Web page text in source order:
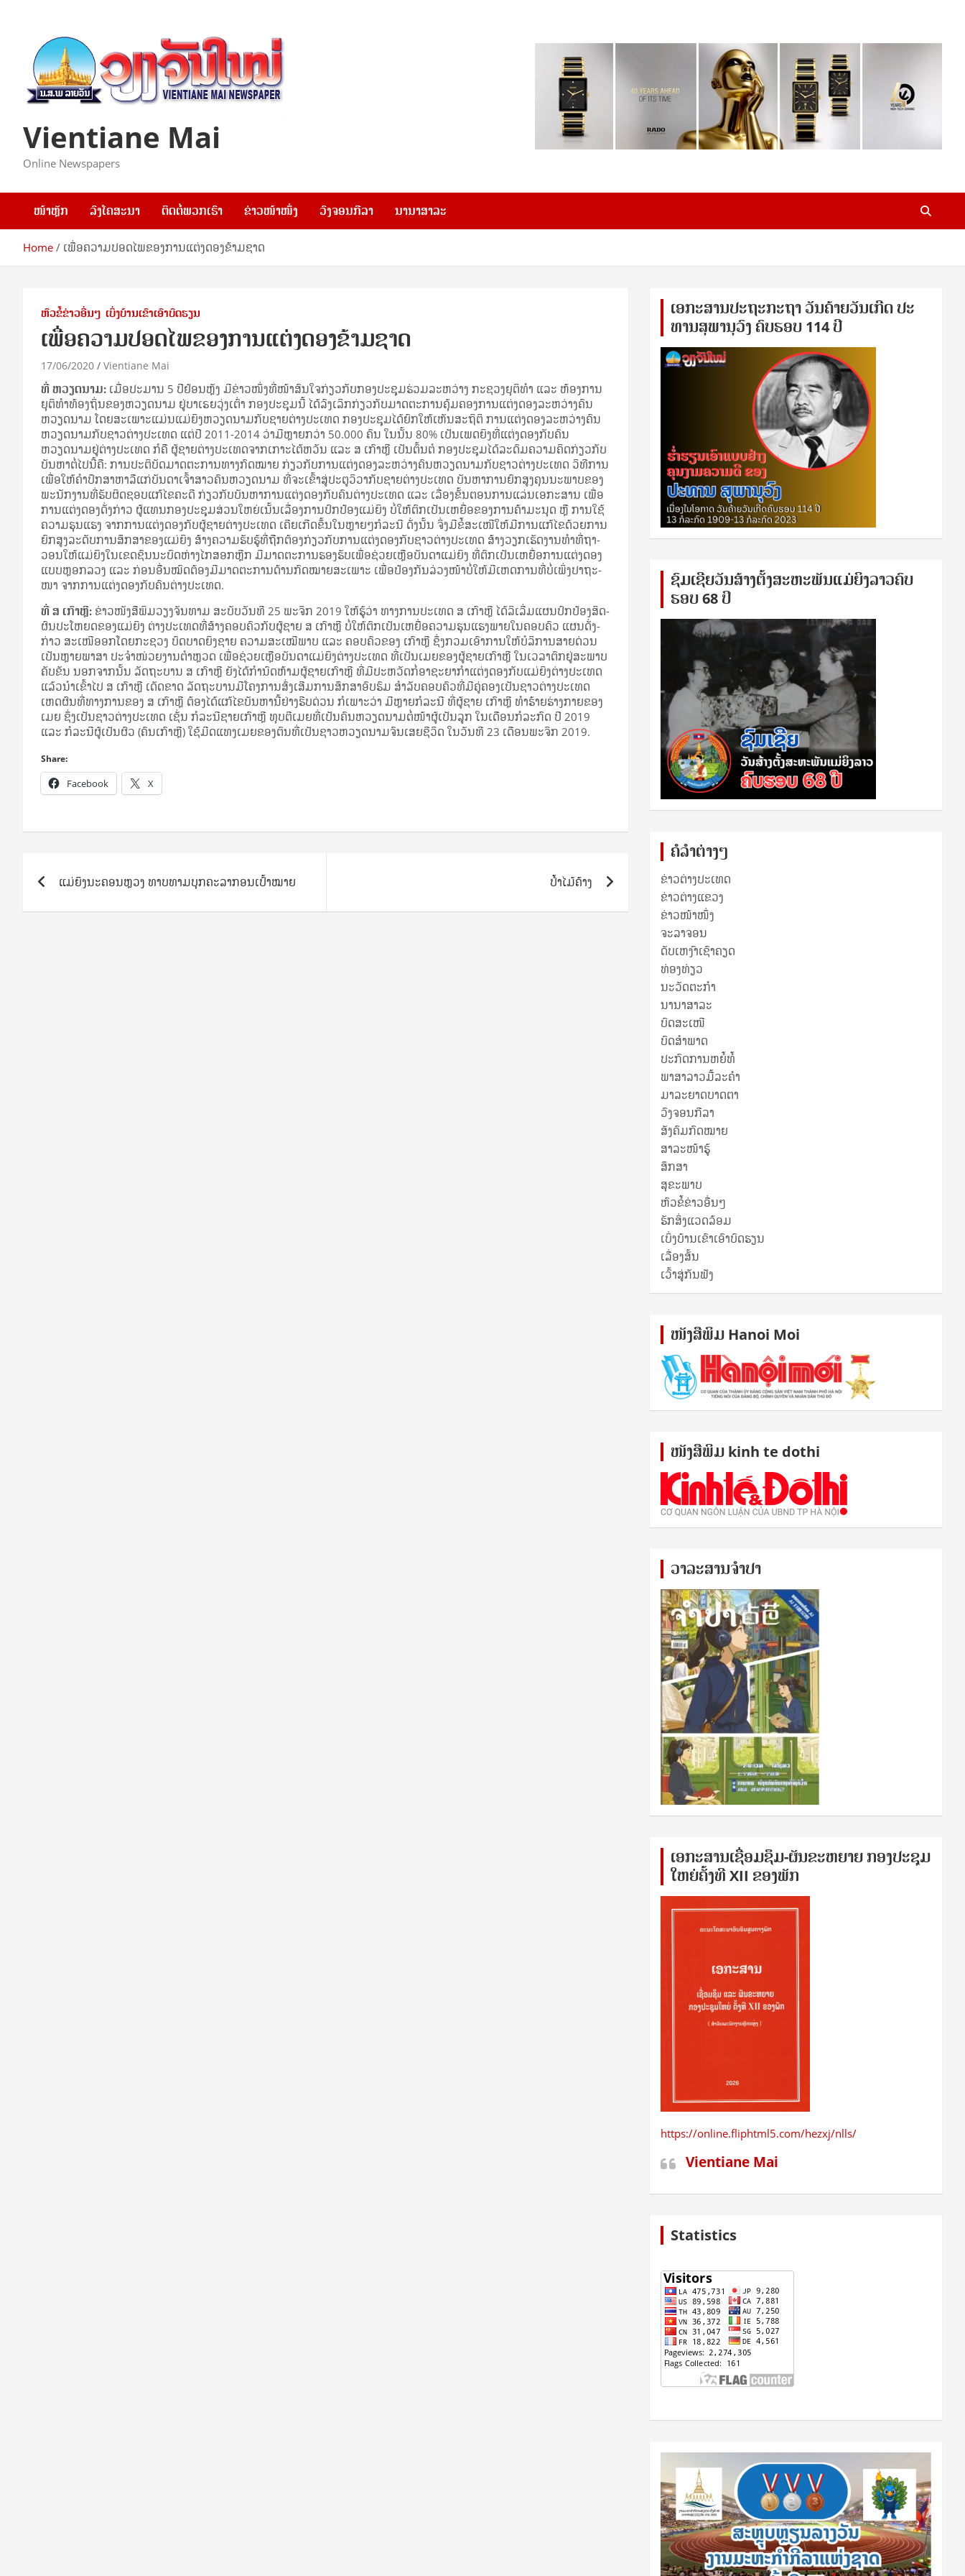
Vientiane Mai
Online Newspapers
ໜ້າຫຼັກ ລົງໂຄສະນາ ຕິດຕໍ່ພວກເຮົາ ຂ່າວໜ້າໜຶ່ງ ວົງຈອນກີລາ ນານາສາລະ
Home ເພື່ອຄວາມປອດໄພຂອງການແຕ່ງດອງຂ້າມຊາດ
ຫົວຂໍ້ຂ່າວອື່ນໆ ເບິ່ງບ້ານເຂົາເອົາບົດຮຽນ
ເພື່ອຄວາມປອດໄພຂອງການແຕ່ງດອງຂ້າມຊາດ
17/06/2020 Vientiane Mai
ທີ່ ຫວຽດ­ນາມ: ເມື່ອ​ປະ­ມານ 5 ປີຢ້ອນ​ຫຼັງ ມີ​ຂ່າວ​ໜຶ່ງທີ່​ໜ້າ​ສົນ­ໃຈ​ກ່ຽວ​ກັບ​ກອງ​ປະ­ຊຸມ​ຮ່ວມ​ລະ­ຫວ່າງ ​ກະ­ຊວງ​ຍຸ­ຕິ​ທຳ ແລະ ຫ້ອງ­ການ​
ຍຸ­ຕິ​ທຳ​ທ້ອງ­ຖິ່ນ​ຂອງ​ຫວຽດນາມ ຢູ່​ບາ​ເຣຍວຸ່ງ​ເຕົ່າ ກອງ​ປະ­ຊຸມ​ນີ້ ໄດ້​ລົງ​ເລິກ​ກ່ຽວກັບ​ມາດ​ຕະ­ການ​ຄຸ້ມ​ຄອງ​ການ​ແຕ່ງ­ດອງ​ລະ­ຫວ່າງ​ຄົນ​
ຫວຽດ­ນາມ ໂດຍ​ສະ­ເພາະແມ່ນ​ແມ່­ຍິງ​ຫວຽດ­ນາມ​ກັບຊາຍ​ຕ່າງ­ປະ­ເທດ ກອງ​ປະ­ຊຸມ​ໄດ້​ຍົກ​ໃຫ້​ເຫັນ​ສະ­ຖິ­ຕິ ການ​ແຕ່ງ­ດອງ​ລະ­ຫວ່າງ​ຄົນ​
ຫວຽດ­ນາມ​ກັບ​ຊາວ​ຕ່າງ­ປະ­ເທດ ແຕ່​ປີ 2011-2014 ວ່າ​ມີ​ຫຼາຍ​ກວ່າ 50.000 ຄົນ ໃນ​ນັ້ນ 80% ເປັນ​ເພດ​ຍິງ​ທີ່​ແຕ່ງ­ດອງ​ກັບ​ຄົນ​
ຫວຽດນາມ​ຢູ່​ຕ່າງ­ປະ­ເທດ ກໍ​ຄື ຜູ້​ຊາຍ​ຕ່າງ­ປະ­ເທດຈາກ​ເກາະໄຕ້​ຫວັນ ແລະ ສ ເກົາ­ຫຼີ ເປັນ­ຕົ້ນ​ຕໍ ກອງ​ປະ­ຊຸມ​ໄດ້​ລະ­ດົມຄວາມ​ຄິດ​ກ່ຽວ​ກັບ​
ບັນ­ຫາ​ຕໍ່​ໄປ​ນີ້​ຄື: ການ​ປະ­ຕິ­ບັດ​ມາດຕະ­ການ​ທາງ​ກົດ­ໝາຍ ​ກ່ຽວ​ກັບ​ການ​ແຕ່ງ­ດອງ​ລະຫວ່າງ​ຄົນ​ຫວຽດ­ນາມ​ກັບ​ຊາວ​ຕ່າງ­ປະ­ເທດ ວິ­ທີ​ການ
ເພື່ອ​ໃຫ້​ຄຳ​ປຶກ­ສາ​ຫາ­ລືແກ່​ບັນ­ດາ​ເຈົ້າ​ສາວ​ຄົນ​ຫວຽດ­ນາມ ​ທີ່​ຈະ​ເຂົ້າ​ສູ່​ປະ­ຕູ​ວິ​ວາ​ກັບ​ຊາຍ​ຕ່າງ­ປະ­ເທດ ບັນ­ຫາການ​ຍົກ​ສູງ​ຄຸນ​ນະ​ພາບ​ຂອງ​
ພະ­ນັກ­ງານ​ທີ່​ຮັບ​ຜິດຊອບ​ແກ້​ໄຂ​ຄະ­ດີ ​ກ່ຽວ​ກັບ​ບັນ­ຫາ​ການ​ແຕ່ງ­ດອງ​ກັບ​ຄົນ​ຕ່າງ­ປະ­ເທດ ແລະ ເລື່ອງ​ຂັ້ນ​ຕອນ​ການ​ແລ່ນ​ເອ­ກະ­ສານ ເພື່ອ​
ການ​ແຕ່ງ­ດອງ​ດັ່ງ­ກ່າວ ຜູ້​ແທນ​ກອງ​ປະ­ຊຸມ​ສ່ວນໃຫຍ່​ເນັ້ນ​ເລື່ອງ​ການ​ປົກ​ປ້ອງ​ແມ່­ຍິງ ບໍ່​ໃຫ້​ຕົກ​ເປັນເຫຍື່ອ​ຂອງ​ການ​ຄ້າ​ມະ­ນຸດ ຫຼື ການ​ໃຊ້​
ຄວາມ​ຮຸນ​ແຮງ ຈາກ​ການ​ແຕ່ງ­ດອງ​ກັບ​ຜູ້​ຊາຍ​ຕ່າງ­ປະ­ເທດ ເຄີຍ​ເກີດຂຶ້ນ​ໃນ​ຫຼາຍໆ​ກໍ­ລະ­ນີ ດັ່ງ­ນັ້ນ ຈິ່ງ​ມີ​ຂໍ້​ສະ­ເໜີ​ໃຫ້​ມີ​ການແກ້​ໄຂ​ດ້ວຍ​ການ​
ຍົກ​ສູງ​ລະ­ດັບ​ການ​ສຶກ​ສາ​ຂອງ​ແມ່­ຍິງ ສ້າງ​ຄວາມ​ຮັບ​ຮູ້​ທີ່​ຖືກ­ຕ້ອງ​ກ່ຽວ​ກັບ​ການ​ແຕ່ງ­ດອງ​ກັບ​ຊາວ​ຕ່າງ­ປະ­ເທດ ສ້າງ​ວຽກ​ເຮັດ​ງານ​ທຳ​ທີ່​ຖາ­
ວອນ​ໃຫ້ແມ່­ຍິງ​ໃນ​ເຂດ​ຊົນ­ນະ­ບົດ​ຫ່າງ​ໄກ​ສອກ­ຫຼີກ ມີ​ມາດ​ຕະການ​ຮອງ​ຮັບ​ເພື່ອ​ຊ່ວຍ­ເຫຼືອ​ບັນ­ດາ​ແມ່­ຍິງ ​ທີ່​ຕົກ​ເປັນເຫຍື່ອ​ການ​ແຕ່ງ­ດອງ​
ແບບ​ຫຼອກ​ລວງ ແລະ ກ່ອນ​ອື່ນ​ໝົດ​ຕ້ອງ​ມີ​ມາດ​ຕະ­ການ​ດ້ານ​ກົດ­ໝາຍ​ສະ­ເພາະ ເພື່ອ​ປ້ອງ​ກັນ​ລ່ວງ​ໜ້າ​ບໍ່​ໃຫ້​ມີ​ເຫດ­ການ​ທີ່​ບໍ່​ເພິ່ງ​ປາ­ຖະ­
ໜາ ຈາກ​ການ​ແຕ່ງ­ດອງ​ກັບ​ຄົນ​ຕ່າງ­ປະ­ເທດ.
ທີ່ ສ ເກົາ­ຫຼີ: ຂ່າວ​ໜັງ­ສື­ພິມ​ວຽງ​ຈັນ​ທາມ ສະ­ບັບ​ວັນ​ທີ 25 ພະ­ຈິກ 2019 ໃຫ້​ຮູ້​ວ່າ ທາງ​ການ​ປະ­ເທດ ສ ເກົາ­ຫຼີ ໄດ້​ລິ​ເລີ່ມ​ແຜນ​ປົກ​ປ້ອງ​ສິດ­
ຜົນ­ປະ­ໂຫຍດ​ຂອງ​ແມ່­ຍິງ ຕ່າງ­ປະ­ເທດ​ທີ່​ສ້າງ​ຄອບ­ຄົວ​ກັບ​ຜູ້​ຊາຍ ສ ເກົາ­ຫຼີ ບໍ່​ໃຫ້ຕົກ​ເປັນ​ເຫຍື່ອ​ຄວາມ​ຮຸນ​ແຮງ​ພາຍ​ໃນ​ຄອບ­ຄົວ ແຜນດັ່ງ­
ກ່າວ ສະ­ເໜີ​ອອກ​ໂດຍ​ກະ­ຊວງ ບົດ­ບາດ​ຍິງ​ຊາຍ ຄວາມ​ສະ­ເໝີ­ພາບ ແລະ ຄອບ­ຄົວ​ຂອງ ເກົາ­ຫຼີ ຊຶ່ງ​ກວມເອົາ​ການ​ໃຫ້​ບໍ­ລິ­ການ​ສາຍ​ດ່ວນ​
ເປັນ​ຫຼາຍ​ພາ­ສາ ປະຈຳ​ໜ່ວຍ​ງານ​ຕຳ­ຫຼວດ ເພື່ອ​ຊ່ວຍ­ເຫຼືອ​ບັນ­ດາ​ແມ່­ຍິງຕ່າງ­ປະ­ເທດ ​ທີ່​ເປັນ​ເມຍ​ຂອງ​ຜູ້​ຊາຍ​ເກົາ­ຫຼີ ໃນ​ເວ­ລາ​ຕົກຢູ່​ສະ­ພາບ​
ຄັບ­ຂັນ ນອກ­ຈາກ​ນັ້ນ ລັດ­ຖະ­ບານ ສ ເກົາ­ຫຼີ ຍັງ​ໄດ້​ກຳ­ນົດ​ຫ້າມ​ຜູ້​ຊາຍເກົາ­ຫຼີ ທີ່​ມີ​ປະ­ຫວັດ​ກໍ່​ອາ​ຊະຍາ​ກຳແຕ່ງ­ດອງ​ກັບ​ແມ່­ຍິງ​ຕ່າງ­ປະ­ເທດ
ແລ້ວ​ນຳ​ເຂົ້າໄປ ສ ເກົາ­ຫຼີ ເດັດ­ຂາດ ລັດ­ຖະ­ບານ​ມີ​ໂຄງ­ການ​ສົ່ງ­ເສີມການ​ສຶກ​ສາ​ອົບ­ຮົມ ສຳ­ລັບ​ຄອບ­ຄົວ​ທີ່​ມີ​ຄູ່​ຄອງ​ເປັນ​ຊາວຕ່າງ­ປະ­ເທດ
ເຫດ­ຜົນ​ທີ່​ທາງ​ການ​ຂອງ ສ ເກົາ­ຫຼີ ຕ້ອງໄດ້​ແກ້​ໄຂ​ບັນ­ຫາ​ນີ້​ຢ່າງ​ຮີບ​ດ່ວນ ກໍ​ເພາະ­ວ່າ ມີ​ຫຼາຍ​ກໍລະ​ນີ ທີ່​ຜູ້​ຊາຍ ເກົາ­ຫຼີ ທຳ­ຮ້າຍ​ຮ່າງ­ກາຍ​ຂອງ​
ເມຍ ຊຶ່ງເປັນ​ຊາວ​ຕ່າງ­ປະ­ເທດ ເຊັ່ນ ກໍ­ລະ­ນີ​ຊາຍເກົາ­ຫຼີ ທຸບ​ຕີເມຍ​ທີ່​ເປັນ​ຄົນ​ຫວຽດ­ນາມ​ຕໍ່­ໜ້າ​ຜູ້​ເປັນ​ລູກ ໃນ​ເດືອນກໍ­ລະ­ກົດ ປີ 2019
ແລະ ກໍ­ລະ­ນີ​ຜູ້​ເປັນ​ຜົວ (ຄົນ​ເກົາ­ຫຼີ) ໃຊ້​ມີດ​ແທງ​ເມຍ​ຂອງ​ຕົນ​ທີ່​ເປັນ​ຊາວ​ຫວຽດ­ນາມຈົນເສຍ​ຊີ­ວິດ ໃນ​ວັນ​ທີ 23 ເດືອນ​ພະ­ຈິກ 2019.
Share:
Facebook X
navigation
ແມ່ຍິງນະຄອນຫຼວງ ທາບທາມບຸກຄະລາກອນເປົ້າໝາຍ ປ້ຳໄມ້ຄ້າງ
ເອ​ກະ​ສານ​ປະ​ຖະ​ກະ​ຖ​າ ວັນ​ຄ້າຍ​ວັນ​ເກີດ ປ​ະ​
ທານ​ສຸ​ພາ​ນຸ​ວົງ ຄົບ​ຮອບ 114 ປີ
ຊົ​ມ​ເຊີຍ​ວັນ​ສ້າງ​ຕັ້ງ​ສະ​ຫະ​ພັນ​ແມ່​ຍິງ​​ລາວຄົບ​
ຮອບ 68 ປິ
ຄໍລຳຕ່າງໆ
ຂ່າວຕ່າງປະເທດ
ຂ່າວ​ຕ່າງ​ແຂວງ
ຂ່າວໜ້າໜຶ່ງ
ຈະລາຈອນ
ດັບເຫງົາເຊົາຄຽດ
ທ່ອງທ່ຽວ
ນະວັດຕະກໍາ
ນານາສາລະ
ບົດສະເໜີ
ບົດສໍາພາດ
ປະກົດການຫຍໍ້ທໍ້
ພາສາລາວມື້ລະຄຳ
ມາລະຍາດບາດຕາ
ວົງຈອນກີລາ
ສັງຄົມກົດໝາຍ
ສາລະໜ້າຮູ້
ສຶກສາ
ສຸ​ຂະ​ພາບ
ຫົວຂໍ້ຂ່າວອື່ນໆ
ຮັກສິ່ງແວດລ້ອມ
ເບິ່ງບ້ານເຂົາເອົາບົດຮຽນ
ເລື່ອງສັ້ນ
ເວົ້າສູ່ກັນຟັງ
ໜັງ​ສື​ພິມ Hanoi Moi
ໜັງ​ສື​ພິມ kinh te dothi
ວາລະສານຈຳປາ
ເອກ​ະ​ສານ​ເຊ​ື່ອມ​ຊ​ຶມ-ຜັນ​ຂະ​ຫ​ຍາຍ ກອງ​ປະ​ຊຸມ​
ໃຫຍ່​ຄັ້ງ​ທີ XII ຂອງ​ພັກ
https://online.fliphtml5.com/hezxj/nlls/
Vientiane Mai
Statistics